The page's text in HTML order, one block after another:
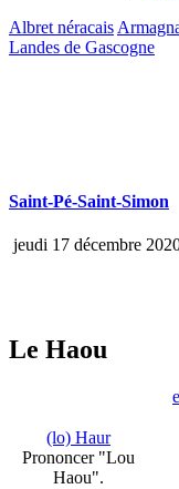
Albret néracais
Landes de Gascogne
Saint-Pé-Saint-Simon
jeudi 17 décembre
Le Haou
(lo) Haur
Prononcer "Lou
Haou".